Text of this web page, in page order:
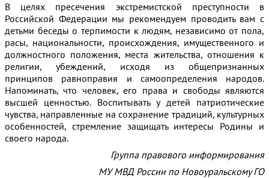
В целях пресечения экстремистской преступности в
Российской Федерации мы рекомендуем проводить вам с
детьми беседы о терпимости к людям, независимо от пола,
расы, национальности, происхождения, имущественного и
должностного положения, места жительства, отношения к
религии, убеждений, исходя из общепризнанных
принципов равноправия и самоопределения народов.
Напоминать, что человек, его права и свободы являются
высшей ценностью. Воспитывать у детей патриотические
чувства, направленные на сохранение традиций, культурных
особенностей, стремление защищать интересы Родины и
своего народа.
Группа правового информирования
МУ МВД России по Новоуральскому ГО